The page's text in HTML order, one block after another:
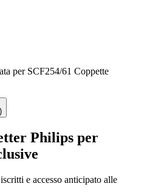
per SCF254/61 Coppette
Philips per
e accesso anticipato alle